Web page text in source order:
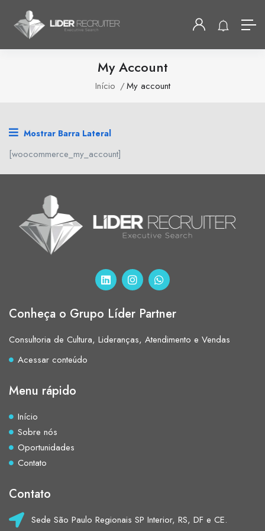
My Account
Início My account
Mostrar Barra Lateral
[woocommerce_my_account]
Conheça o Grupo Líder Partner
Consultoria de Cultura, Lideranças, Atendimento e Vendas
Acessar conteúdo
Menu rápido
Início
Sobre nós
Oportunidades
Contato
Contato
Sede São Paulo Regionais SP Interior, RS, DF e CE.